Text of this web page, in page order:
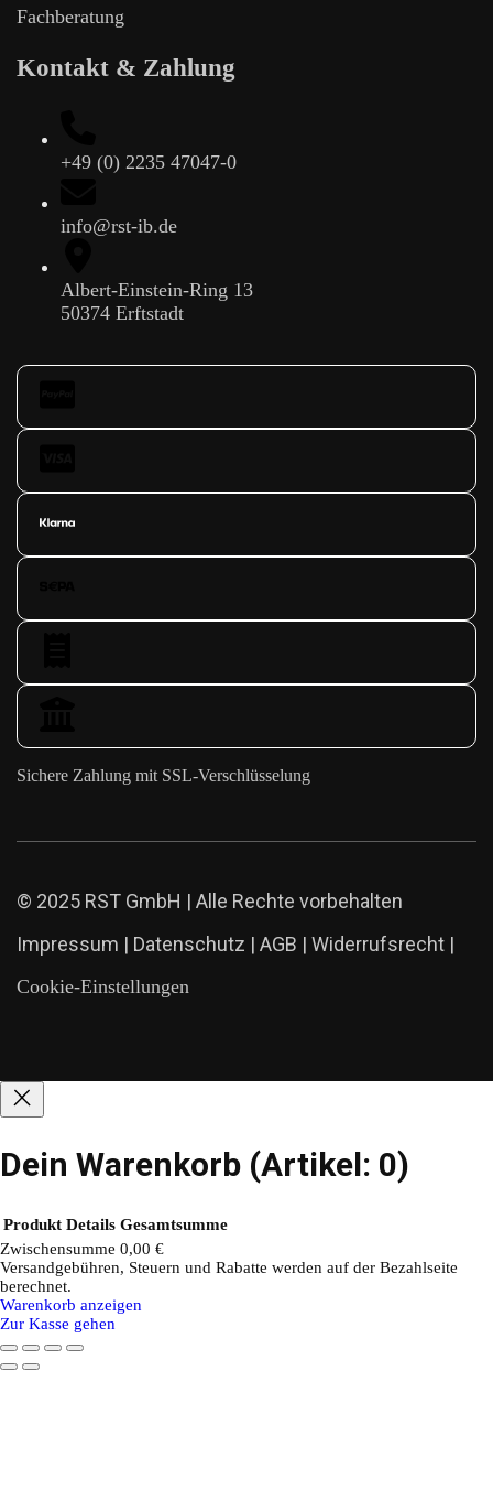
Fachberatung
Kontakt & Zahlung
+49 (0) 2235 47047-0
info@rst-ib.de
Albert-Einstein-Ring 13
50374 Erftstadt
Sichere Zahlung mit SSL-Verschlüsselung
© 2025 RST GmbH | Alle Rechte vorbehalten
Impressum | Datenschutz | AGB | Widerrufsrecht |
Cookie-Einstellungen
Dein Warenkorb (Artikel: 0)
Produkte
im
Warenkorb
Produkt Details Gesamtsumme
Zwischensumme 0,00 €
Versandgebühren, Steuern und Rabatte werden auf der Bezahlseite
berechnet.
Warenkorb anzeigen
Zur Kasse gehen